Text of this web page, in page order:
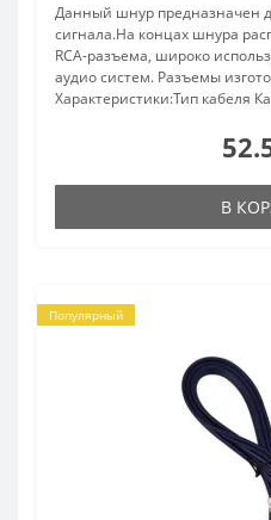
Данный шнур предназначен
сигнала.На концах шнура
RCA-разъема, широко
аудио систем. Разъемы
Характеристики:Тип кабеля
В
Популярный